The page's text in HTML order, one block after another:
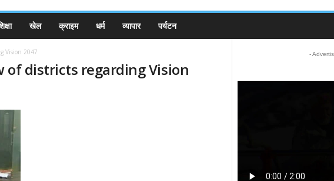
खेल क्राइम धर्म व्यापार पर्यटन
Vision 2047
of districts regarding Vision
-